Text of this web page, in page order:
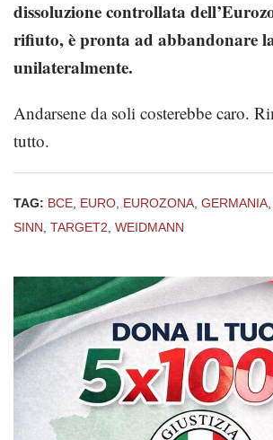
dissoluzione controllata
rifiuto, è pronta ad abbandonare
unilateralmente.
Andarsene da soli costerebbe caro.
tutto.
TAG: BCE EURO EUROZONA GERMANIA
SINN TARGET2 WEIDMANN